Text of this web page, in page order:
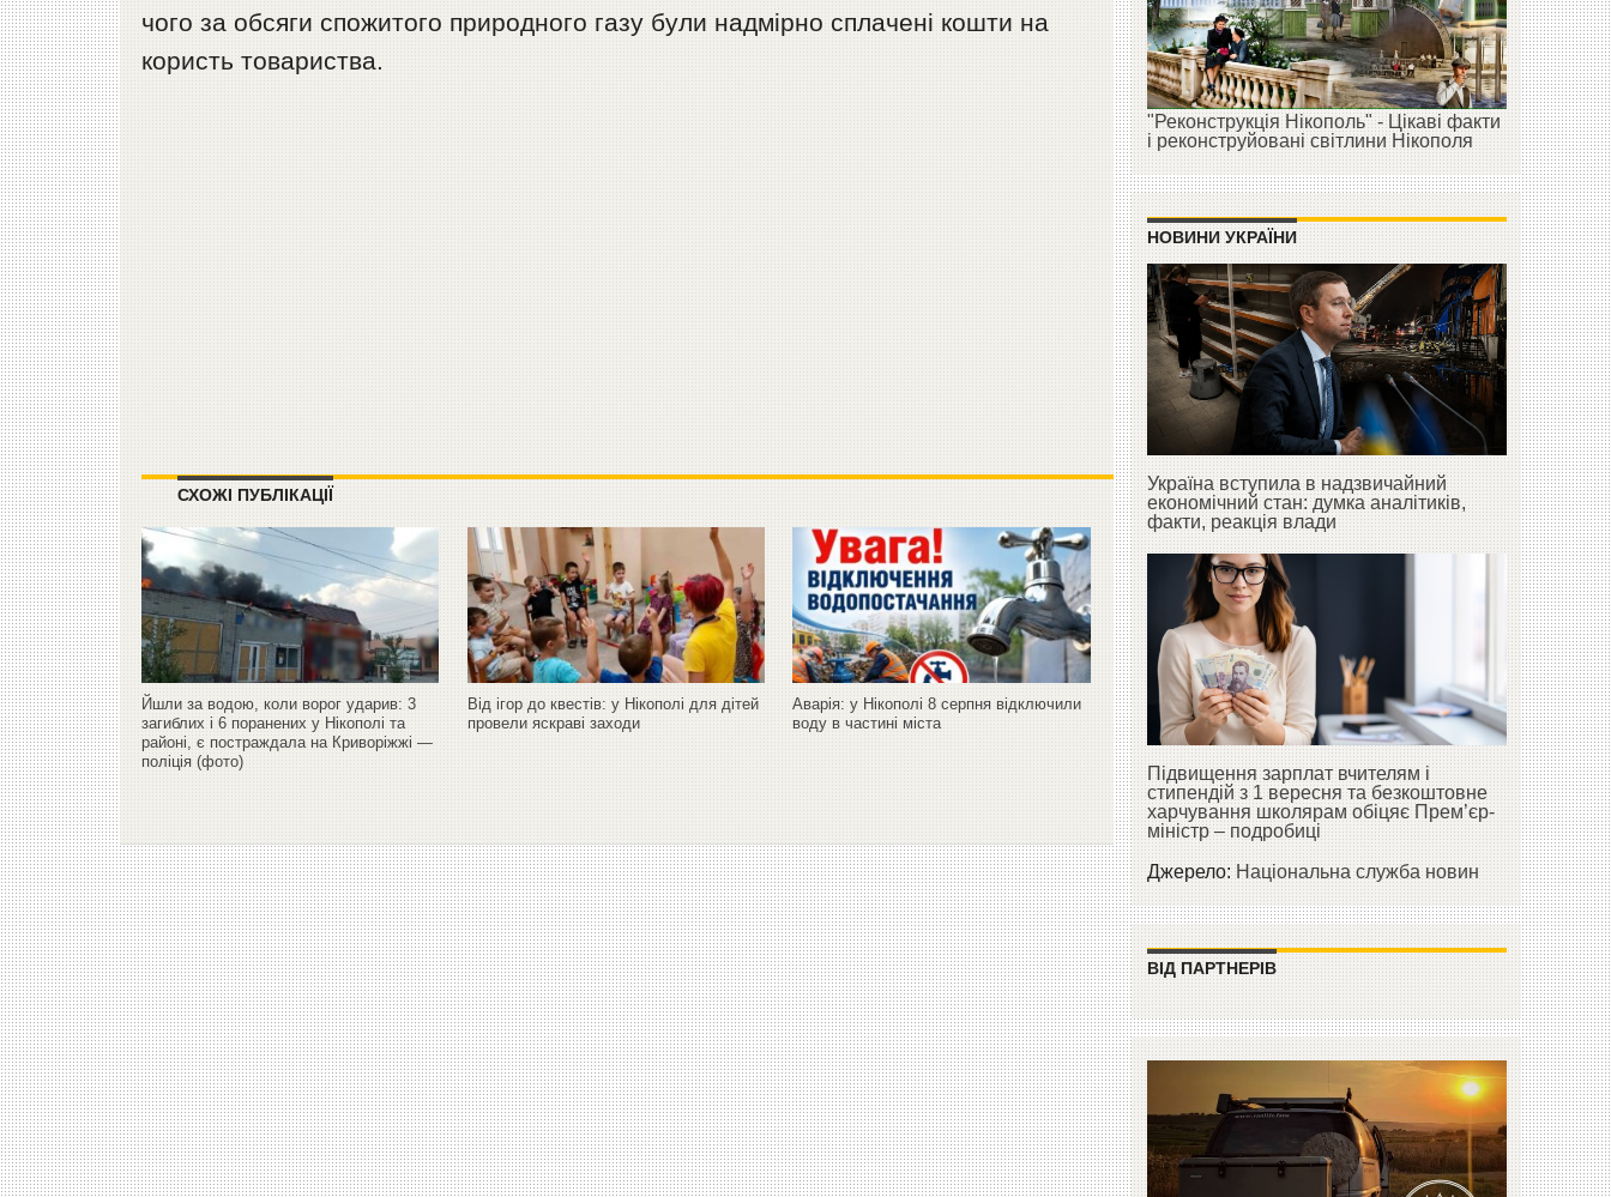
чого за обсяги спожитого природного газу були надмірно сплачені кошти на
користь товариства.
СХОЖІ ПУБЛІКАЦІЇ
Йшли за водою, коли ворог ударив: 3
загиблих і 6 поранених у Нікополі та
районі, є постраждала на Криворіжжі —
поліція (фото)
Від ігор до квестів: у Нікополі для дітей
провели яскраві заходи
Аварія: у Нікополі 8 серпня відключили
воду в частині міста
"Реконструкція Нікополь" - Цікаві факти
і реконструйовані світлини Нікополя
НОВИНИ УКРАЇНИ
Україна вступила в надзвичайний
економічний стан: думка аналітиків,
факти, реакція влади
Підвищення зарплат вчителям і
стипендій з 1 вересня та безкоштовне
харчування школярам обіцяє Прем’єр-
міністр – подробиці
Джерело:Національна служба новин
ВІД ПАРТНЕРІВ